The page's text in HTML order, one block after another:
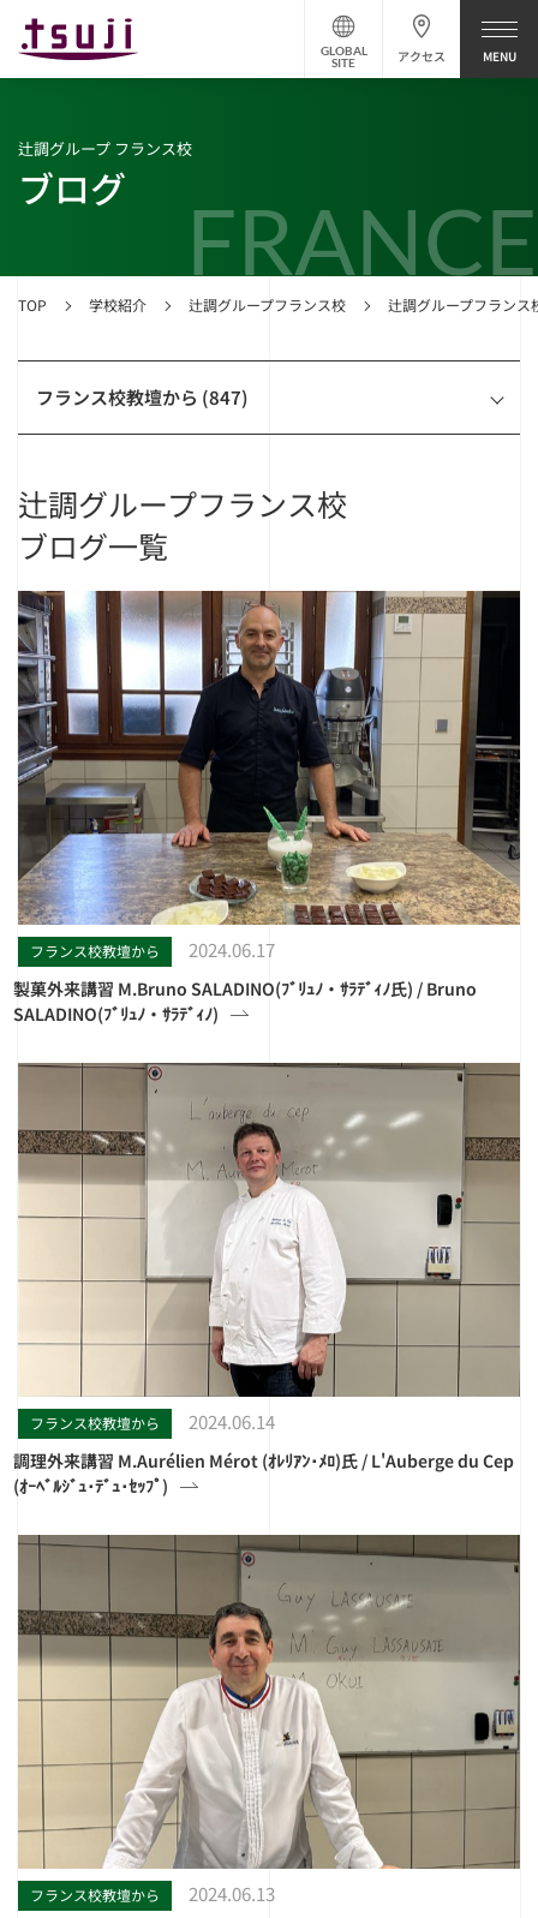
アクセス
GLOBAL
SITE
FRANCE
TOP 学校紹介 辻調グループフランス校 辻調グループフランス
辻調グループ フランス校
ブログ
フランス校教壇から (847)
辻調グループフランス校
ブログ一覧
フランス校教壇から 2024.06.17
製菓外来講習 M.Bruno SALADINO(ﾌﾞﾘｭﾉ・ｻﾗﾃﾞｨﾉ氏) / Bruno
SALADINO(ﾌﾞﾘｭﾉ・ｻﾗﾃﾞｨﾉ)
フランス校教壇から 2024.06.14
調理外来講習 M.Aurélien Mérot (ｵﾚﾘｱﾝ･ﾒﾛ)氏 / L'Auberge du Cep
(ｵｰﾍﾞﾙｼﾞｭ･ﾃﾞｭ･ｾｯﾌﾟ)
フランス校教壇から 2024.06.13